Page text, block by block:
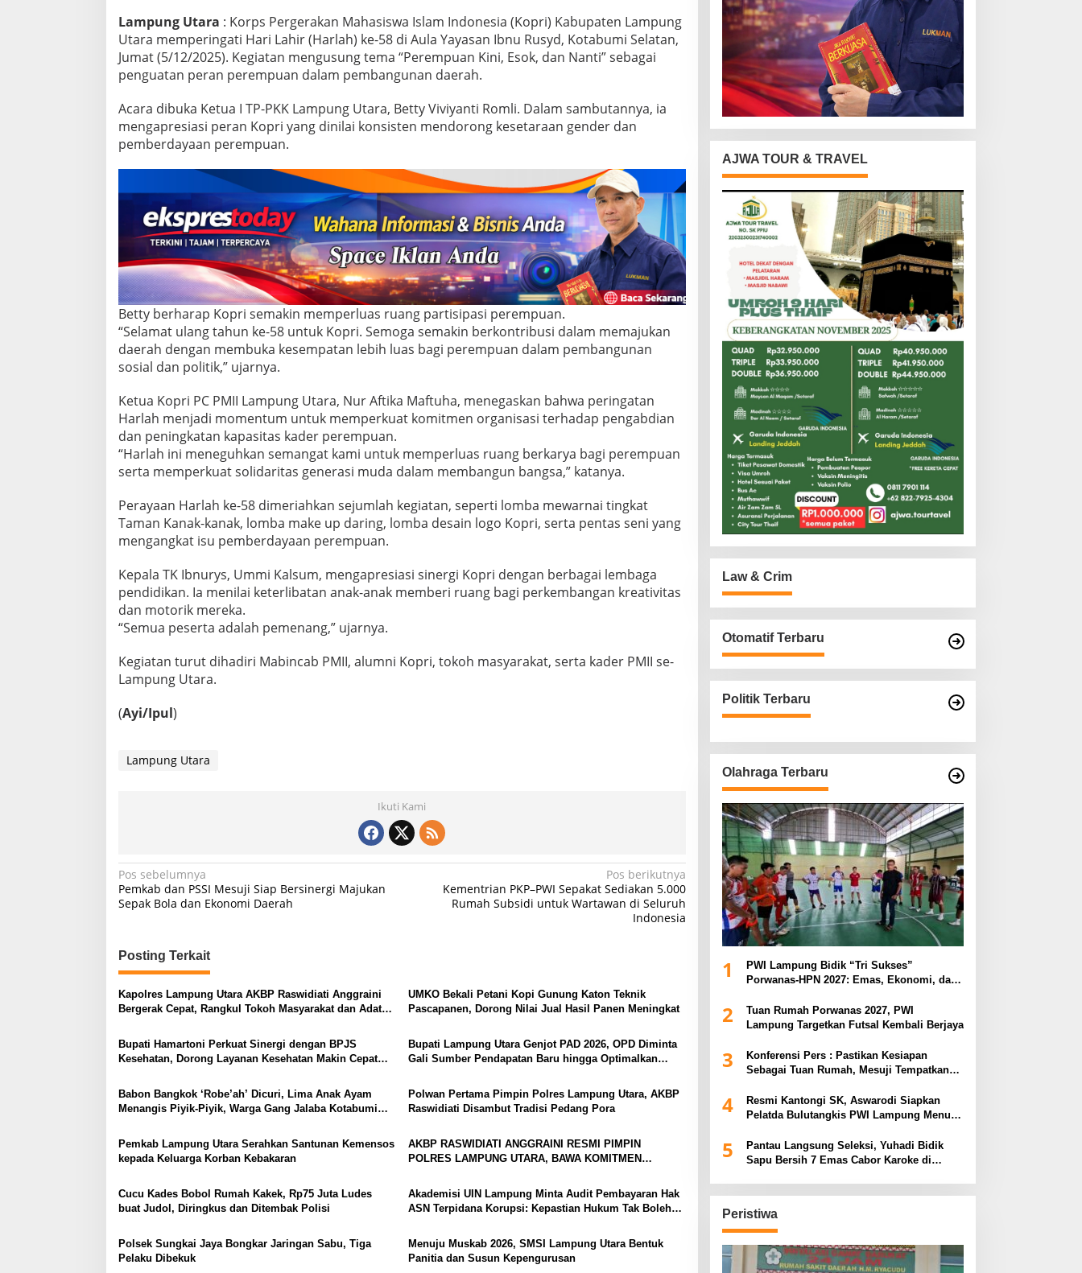
e
m
b
e
r
a
y
a
a
e
r
e
m
p
u
a
n
d
U
s
i
k
-
5
8
Lampung Utara : Korps Pergerakan Mahasiswa Islam Indonesia (Kopri) Kabupaten Lampung
Utara memperingati Hari Lahir (Harlah) ke-58 di Aula Yayasan Ibnu Rusyd, Kotabumi Selatan,
Jumat (5/12/2025). Kegiatan mengusung tema “Perempuan Kini, Esok, dan Nanti” sebagai
penguatan peran perempuan dalam pembangunan daerah.
Acara dibuka Ketua I TP-PKK Lampung Utara, Betty Viviyanti Romli. Dalam sambutannya, ia
mengapresiasi peran Kopri yang dinilai konsisten mendorong kesetaraan gender dan
pemberdayaan perempuan.
Betty berharap Kopri semakin memperluas ruang partisipasi perempuan.
“Selamat ulang tahun ke-58 untuk Kopri. Semoga semakin berkontribusi dalam memajukan
daerah dengan membuka kesempatan lebih luas bagi perempuan dalam pembangunan
sosial dan politik,” ujarnya.
Ketua Kopri PC PMII Lampung Utara, Nur Aftika Maftuha, menegaskan bahwa peringatan
Harlah menjadi momentum untuk memperkuat komitmen organisasi terhadap pengabdian
dan peningkatan kapasitas kader perempuan.
“Harlah ini meneguhkan semangat kami untuk memperluas ruang berkarya bagi perempuan
serta memperkuat solidaritas generasi muda dalam membangun bangsa,” katanya.
Perayaan Harlah ke-58 dimeriahkan sejumlah kegiatan, seperti lomba mewarnai tingkat
Taman Kanak-kanak, lomba make up daring, lomba desain logo Kopri, serta pentas seni yang
mengangkat isu pemberdayaan perempuan.
Kepala TK Ibnurys, Ummi Kalsum, mengapresiasi sinergi Kopri dengan berbagai lembaga
pendidikan. Ia menilai keterlibatan anak-anak memberi ruang bagi perkembangan kreativitas
dan motorik mereka.
“Semua peserta adalah pemenang,” ujarnya.
Kegiatan turut dihadiri Mabincab PMII, alumni Kopri, tokoh masyarakat, serta kader PMII se-
Lampung Utara.
(Ayi/Ipul)
Lampung Utara
Ikuti Kami
N
a
i
g
a
s
i
p
s
Pos sebelumnya
Pemkab dan PSSI Mesuji Siap Bersinergi Majukan
Sepak Bola dan Ekonomi Daerah
Pos berikutnya
Kementrian PKP–PWI Sepakat Sediakan 5.000
Rumah Subsidi untuk Wartawan di Seluruh
Indonesia
Posting Terkait
Kapolres Lampung Utara AKBP Raswidiati Anggraini
Bergerak Cepat, Rangkul Tokoh Masyarakat dan Adat
UMKO Bekali Petani Kopi Gunung Katon Teknik
Pascapanen, Dorong Nilai Jual Hasil Panen Meningkat
Bupati Hamartoni Perkuat Sinergi dengan BPJS
Kesehatan, Dorong Layanan Kesehatan Makin Cepat
Bupati Lampung Utara Genjot PAD 2026, OPD Diminta
Gali Sumber Pendapatan Baru hingga Optimalkan
Babon Bangkok ‘Robe’ah’ Dicuri, Lima Anak Ayam
Menangis Piyik-Piyik, Warga Gang Jalaba Kotabumi
Polwan Pertama Pimpin Polres Lampung Utara, AKBP
Raswidiati Disambut Tradisi Pedang Pora
Pemkab Lampung Utara Serahkan Santunan Kemensos
kepada Keluarga Korban Kebakaran
AKBP RASWIDIATI ANGGRAINI RESMI PIMPIN
POLRES LAMPUNG UTARA, BAWA KOMITMEN
Cucu Kades Bobol Rumah Kakek, Rp75 Juta Ludes
buat Judol, Diringkus dan Ditembak Polisi
Akademisi UIN Lampung Minta Audit Pembayaran Hak
ASN Terpidana Korupsi: Kepastian Hukum Tak Boleh
Polsek Sungkai Jaya Bongkar Jaringan Sabu, Tiga
Pelaku Dibekuk
Menuju Muskab 2026, SMSI Lampung Utara Bentuk
Panitia dan Susun Kepengurusan
AJWA TOUR & TRAVEL
Law & Crim
Otomatif Terbaru
Politik Terbaru
Olahraga Terbaru
1
PWI Lampung Bidik “Tri Sukses”
Porwanas-HPN 2027: Emas, Ekonomi, dan
2
Tuan Rumah Porwanas 2027, PWI
Lampung Targetkan Futsal Kembali Berjaya
3
Konferensi Pers : Pastikan Kesiapan
Sebagai Tuan Rumah, Mesuji Tempatkan
Piala Gubernur Lampung
4
Resmi Kantongi SK, Aswarodi Siapkan
Pelatda Bulutangkis PWI Lampung Menuju
5
Pantau Langsung Seleksi, Yuhadi Bidik
Sapu Bersih 7 Emas Cabor Karoke di
Peristiwa